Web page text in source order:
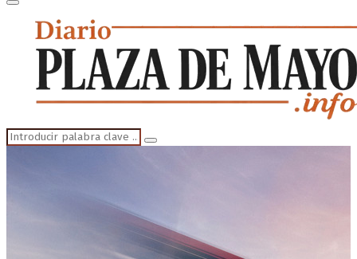
Primary
Menu
Search
for:
Search